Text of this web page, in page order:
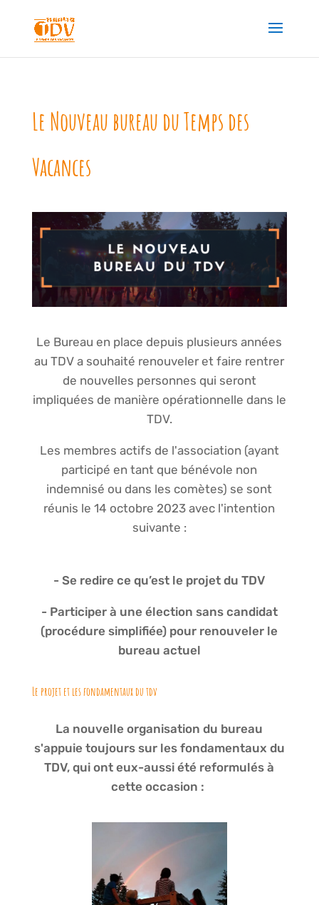
Le Nouveau bureau du Temps des
Vacances
Le Bureau en place depuis plusieurs années
au TDV a souhaité renouveler et faire rentrer
de nouvelles personnes qui seront
impliquées de manière opérationnelle dans le
TDV.
Les membres actifs de l'association (ayant
participé en tant que bénévole non
indemnisé ou dans les comètes) se sont
réunis le 14 octobre 2023 avec l'intention
suivante :
- Se redire ce qu’est le projet du TDV
- Participer à une élection sans candidat
(procédure simplifiée) pour renouveler le
bureau actuel
Le projet et les fondamentaux du tdv
La nouvelle organisation du bureau
s'appuie toujours sur les fondamentaux du
TDV, qui ont eux-aussi été reformulés à
cette occasion :